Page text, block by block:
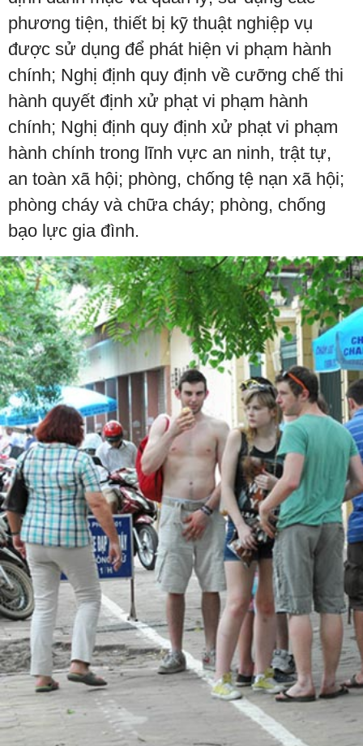
phương tiện, thiết bị kỹ thuật nghiệp vụ
được sử dụng để phát hiện vi phạm hành
chính; Nghị định quy định về cưỡng chế thi
hành quyết định xử phạt vi phạm hành
chính; Nghị định quy định xử phạt vi phạm
hành chính trong lĩnh vực an ninh, trật tự,
an toàn xã hội; phòng, chống tệ nạn xã hội;
phòng cháy và chữa cháy; phòng, chống
bạo lực gia đình.